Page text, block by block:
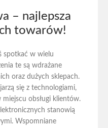
– najlepsza
towarów!
spotkać w wielu
te są wdrażane
oraz dużych sklepach.
się z technologiami,
obsługi klientów.
stanowią
Wspomniane